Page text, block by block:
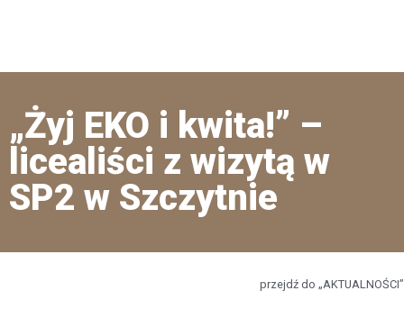
„Żyj EKO i kwita!” –
licealiści z wizytą w
SP2 w Szczytnie
przejdź do „AKTUALNOŚCI”